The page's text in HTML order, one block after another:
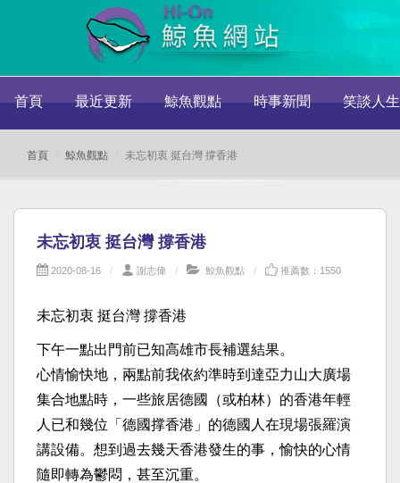
首頁 最近更新 鯨魚觀點 時事新聞 笑談人生
首頁 鯨魚觀點 未忘初衷 挺台灣 撐香港
未忘初衷 挺台灣 撐香港
2020-08-16 謝志偉 鯨魚觀點 推薦數：1550
未忘初衷 挺台灣 撐香港
下午一點出門前已知高雄市長補選結果。
心情愉快地，兩點前我依約準時到達亞力山大廣場
集合地點時，一些旅居德國（或柏林）的香港年輕
人已和幾位「德國撑香港」的德國人在現場張羅演
講設備。想到過去幾天香港發生的事，愉快的心情
隨即轉為鬱悶，甚至沉重。